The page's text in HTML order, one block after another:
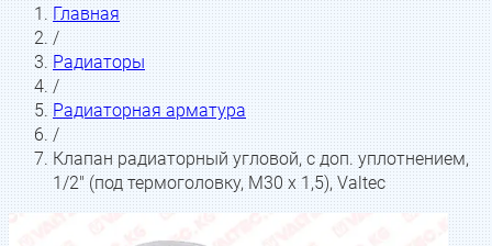
Главная
/
Радиаторы
/
Радиаторная арматура
/
Клапан радиаторный угловой, с доп. уплотнением,
1/2" (под термоголовку, М30 x 1,5), Valtec